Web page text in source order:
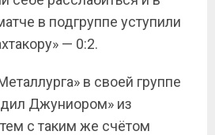
в подгруппе уступили
— 0:2.
в своей группе
Джуниором» из
с таким же счётом